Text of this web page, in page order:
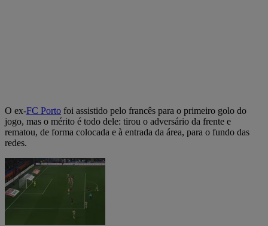
O ex-FC Porto foi assistido pelo francês para o primeiro golo do
jogo, mas o mérito é todo dele: tirou o adversário da frente e
rematou, de forma colocada e à entrada da área, para o fundo das
redes.